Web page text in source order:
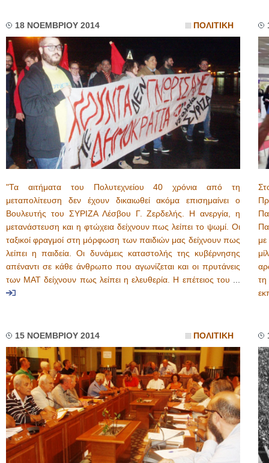
18 ΝΟΕΜΒΡΙΟΥ 2014 ΠΟΛΙΤΙΚΗ
"Τα αιτήματα του Πολυτεχνείου 40 χρόνια από τη
μεταπολίτευση δεν έχουν δικαιωθεί ακόμα επισημαίνει ο
Βουλευτής του ΣΥΡΙΖΑ Λέσβου Γ. Ζερδελής. Η ανεργία, η
μετανάστευση και η φτώχεια δείχνουν πως λείπει το ψωμί. Οι
ταξικοί φραγμοί στη μόρφωση των παιδιών μας δείχνουν πως
λείπει η παιδεία. Οι δυνάμεις καταστολής της κυβέρνησης
απέναντι σε κάθε άνθρωπο που αγωνίζεται και οι πρυτάνεις
των ΜΑΤ δείχνουν πως λείπει η ελευθερία. Η επέτειος του ...
15 ΝΟΕΜΒΡΙΟΥ 2014 ΠΟΛΙΤΙΚΗ